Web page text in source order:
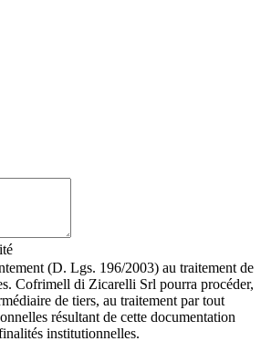
(D. Lgs. 196/2003) au traitement de
Cofrimell di Zicarelli Srl pourra procéder,
de tiers, au traitement par tout
résultant de cette documentation
institutionnelles.